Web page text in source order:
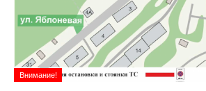
Внимание!